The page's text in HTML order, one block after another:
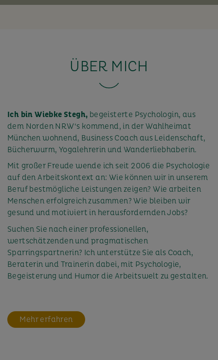
ÜBER MICH
Ich bin Wiebke Stegh, begeisterte Psychologin, aus
dem Norden NRW‘s kommend, in der Wahlheimat
München wohnend, Business Coach aus Leidenschaft,
Bücherwurm, Yogalehrerin und Wanderliebhaberin.
Mit großer Freude wende ich seit 2006 die Psychologie
auf den Arbeitskontext an: Wie können wir in unserem
Beruf bestmögliche Leistungen zeigen? Wie arbeiten
Menschen erfolgreich zusammen? Wie bleiben wir
gesund und motiviert in herausfordernden Jobs?
Suchen Sie nach einer professionellen,
wertschätzenden und pragmatischen
Sparringspartnerin? Ich unterstütze Sie als Coach,
Beraterin und Trainerin dabei, mit Psychologie,
Begeisterung und Humor die Arbeitswelt zu gestalten.
Mehr erfahren